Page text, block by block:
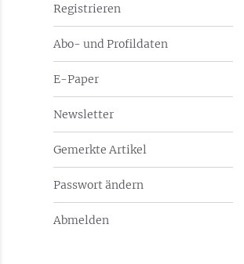
Registrieren
Abo- und Profildaten
E-Paper
Newsletter
Gemerkte Artikel
Passwort ändern
Abmelden